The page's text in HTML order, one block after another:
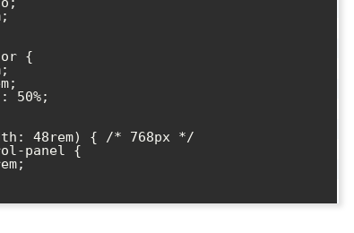
{
48rem) { /* 768px */